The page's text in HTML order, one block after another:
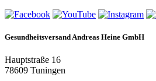
Gesundheitsversand Andreas Heine GmbH
Hauptstraße 16
78609 Tuningen